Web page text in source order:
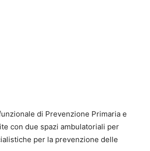
di Prevenzione Primaria e
con due spazi ambulatoriali per
per la prevenzione delle